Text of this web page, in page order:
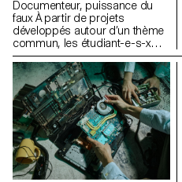
Documenteur, puissance du
faux À partir de projets
développés autour d’un thème
commun, les étudiant-e-s-x
développent un travail
personnel et approfondi autour
de la thématique du faux-
semblant. Iels construisent un
projet qui joue avec les limites
de la véracité de la
photographie et l'utilisant
comme artifice du mensonge.